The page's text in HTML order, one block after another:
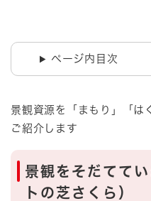
ページ内目次
景観資源を「まもり」「は
ご紹介します
景観をそだてて
トの芝さくら）